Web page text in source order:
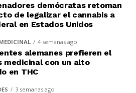
demócratas retoman
de legalizar el cannabis a
en Estados Unidos
4 semanas ago
alemanes prefieren el
medicinal con un alto
en THC
3 semanas ago